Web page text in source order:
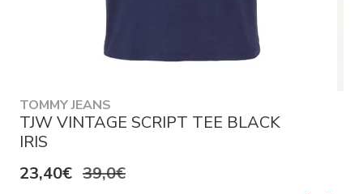
TOMMY JEANS
TJW VINTAGE SCRIPT TEE BLACK
IRIS
23,40€ 39,0€